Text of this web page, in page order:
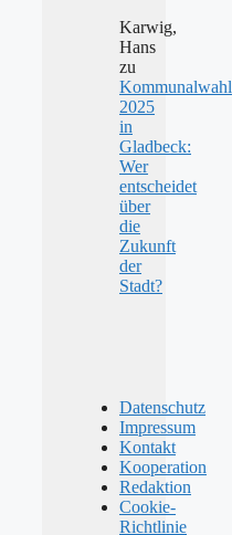
Karwig,
Hans
zu
Kommunalwahl
2025
in
Gladbeck:
Wer
entscheidet
über
die
Zukunft
der
Stadt?
Datenschutz
Impressum
Kontakt
Kooperation
Redaktion
Cookie-
Richtlinie